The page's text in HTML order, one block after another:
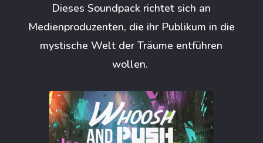
Dieses Soundpack richtet sich an
Medienproduzenten, die ihr Publikum in die
mystische Welt der Träume entführen
wollen.